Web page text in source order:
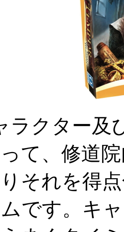
クター及
て、修道
それを得
です。キ